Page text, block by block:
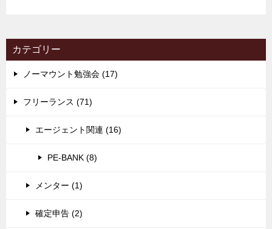
カテゴリー
ノーマウント勉強会 (17)
フリーランス (71)
エージェント関連 (16)
PE-BANK (8)
メンター (1)
確定申告 (2)